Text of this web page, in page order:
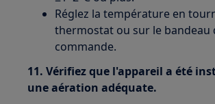
Réglez la température en
thermostat ou sur le bandeau
commande.
11. Vérifiez que l'appareil a été
une aération adéquate.